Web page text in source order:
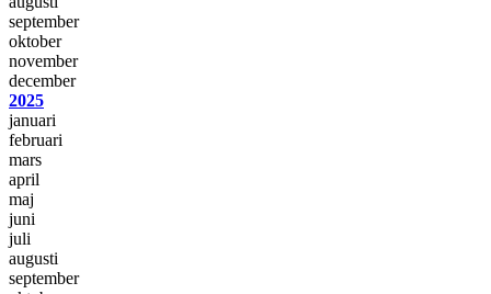
september
oktober
november
december
2025
januari
februari
mars
april
maj
juni
juli
augusti
september